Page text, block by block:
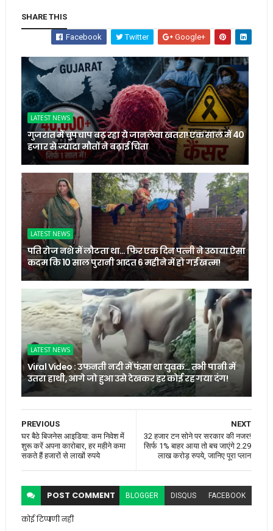
SHARE THIS
Facebook Twitter Google+
LATEST NEWS
गुजरात में चुपचाप बढ़ रहा ये जानलेवा खतरा! एक साल में 40
हजार से ज्यादा मौतों ने बढ़ाई चिंता
LATEST NEWS
पति रोज नशे में लौटता था… फिर एक दिन पत्नी ने उठाया ऐसा
कदम कि 10 साल पुरानी आदत 6 महीने में हो गई खत्म!
LATEST NEWS
Viral Video : उफनती नदी में फंसा था युवक… तभी पानी में
उतरा हाथी, आगे जो हुआ उसे देखकर हर कोई रह गया दंग!
NEXT
32 हजार टन सोने पर सरकार की नजर!
सिर्फ 1% बाहर आया तो बच जाएंगे 2.29
लाख करोड़ रुपये, जानिए पूरा प्लान
PREVIOUS
घर बैठे बिजनेस आइडिया: कम निवेश में
शुरू करें अपना कारोबार, हर महीने कमा
सकते हैं हजारों से लाखों रुपये
POST COMMENT BLOGGER DISQUS FACEBOOK
कोई टिप्पणी नहीं